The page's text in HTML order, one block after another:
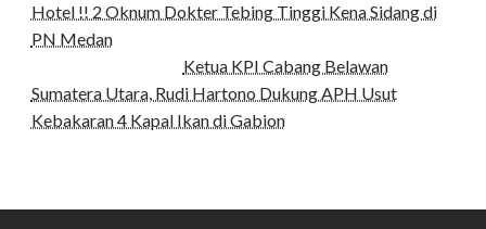
Hotel !! 2 Oknum Dokter Tebing Tinggi Kena Sidang di
PN Medan
Ketua KPI Cabang Belawan
Sumatera Utara, Rudi Hartono Dukung APH Usut
Kebakaran 4 Kapal Ikan di Gabion